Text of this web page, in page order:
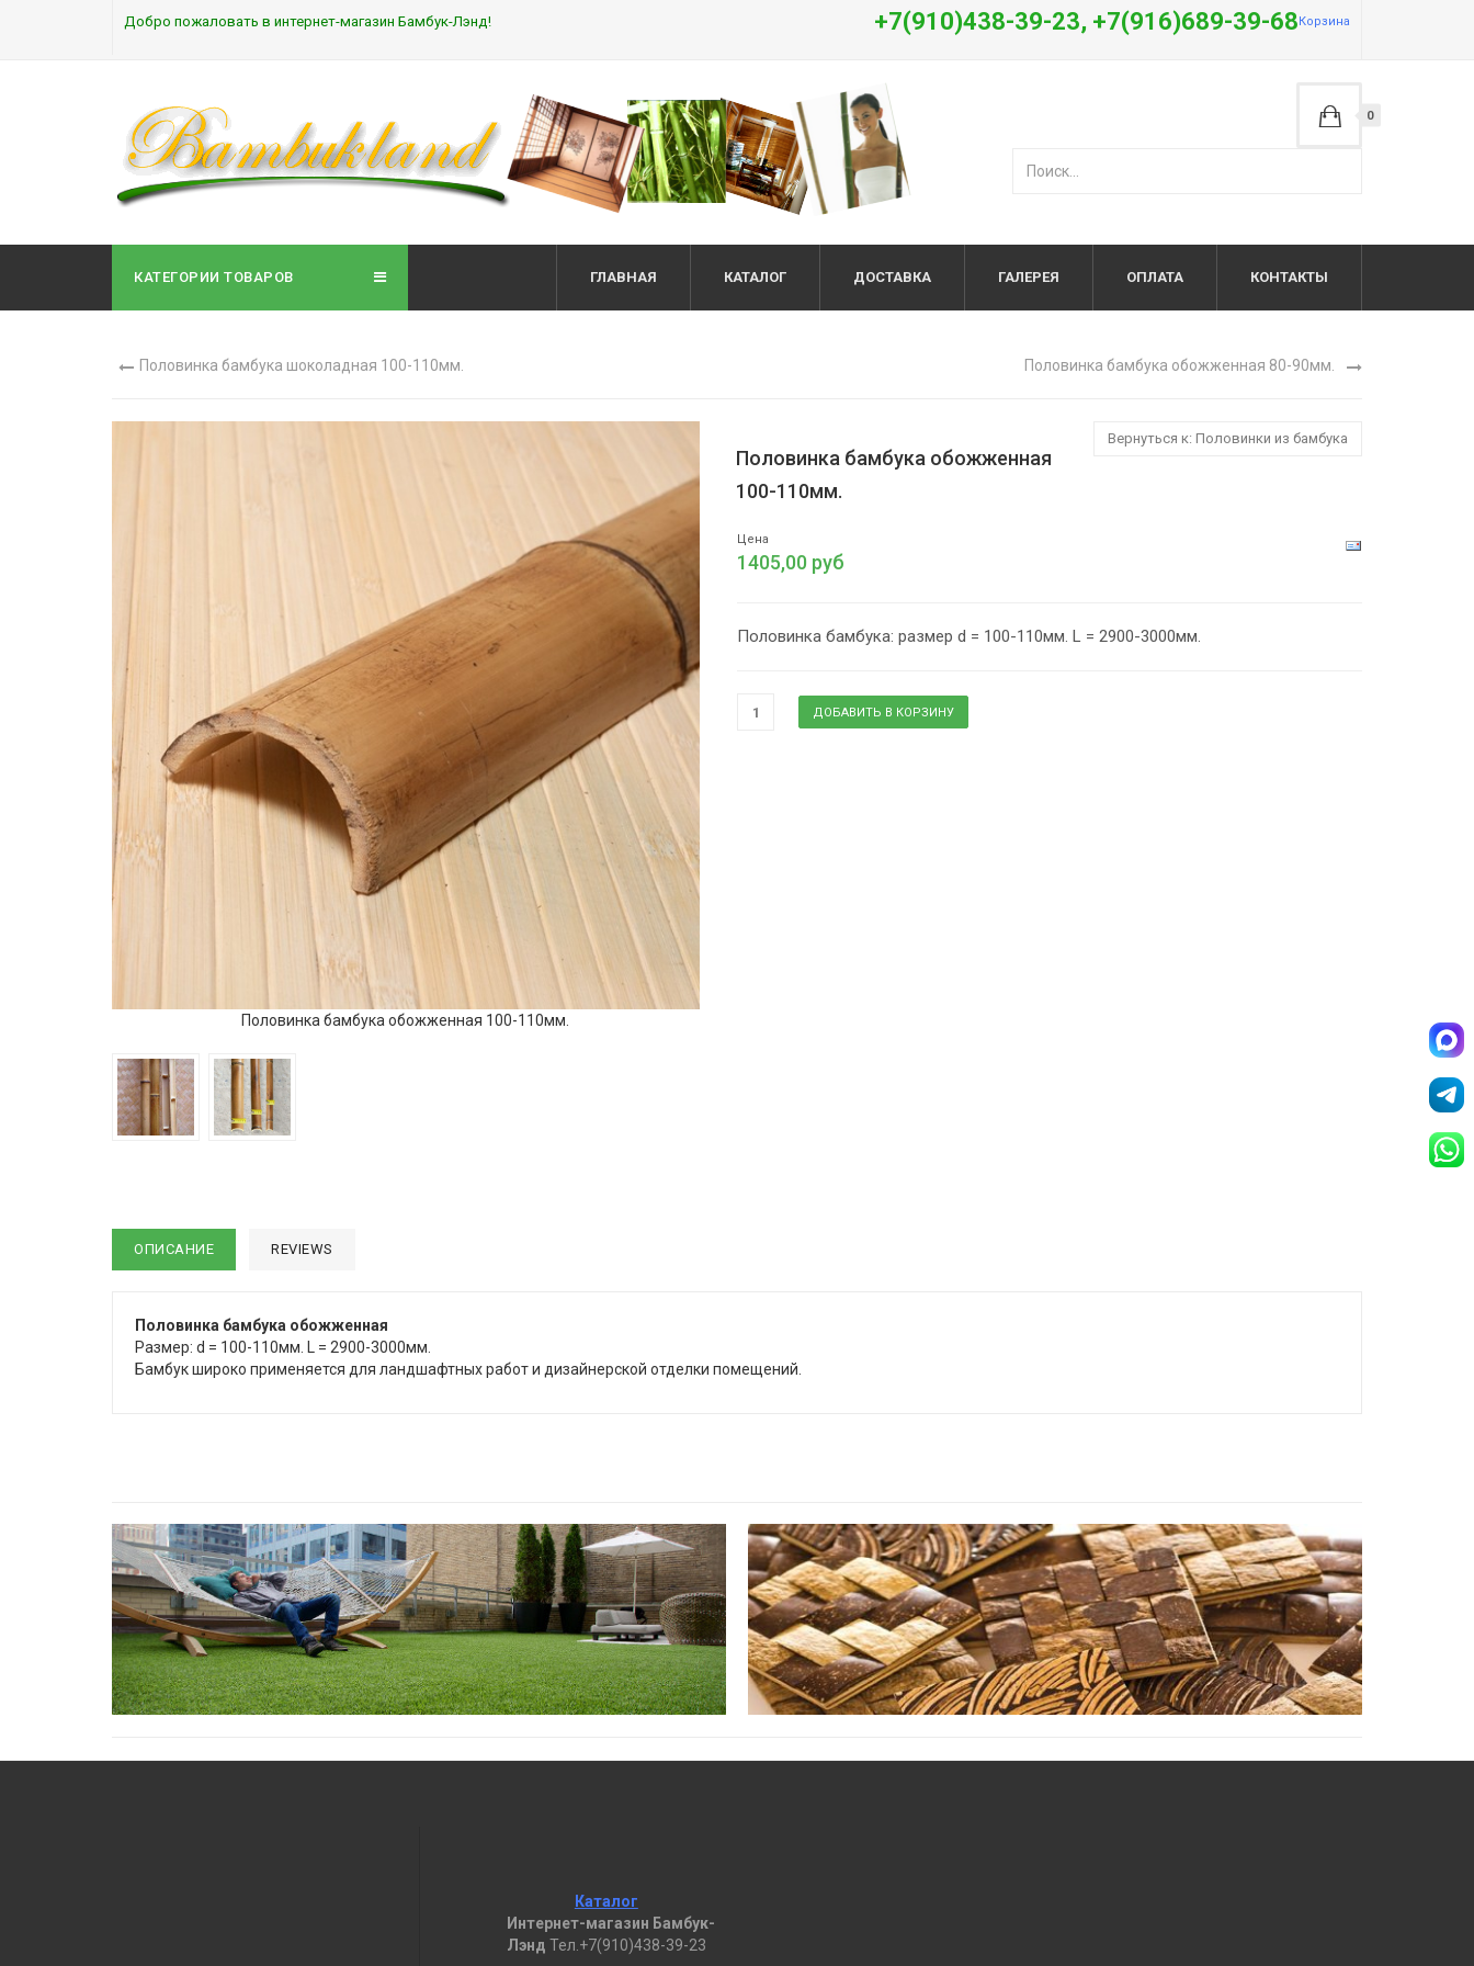
Добро пожаловать в интернет-магазин Бамбук-Лэнд! Корзина
+7(910)438-39-23, +7(916)689-39-68
0
КАТЕГОРИИ ТОВАРОВ ГЛАВНАЯ КАТАЛОГ ДОСТАВКА ГАЛЕРЕЯ ОПЛАТА КОНТАКТЫ
Половинка бамбука шоколадная 100-110мм. Половинка бамбука обожженная 80-90мм.
Половинка бамбука обожженная 100-110мм.
Вернуться к: Половинки из бамбука
Половинка бамбука обожженная
100-110мм.
Цена
1405,00 руб
Половинка бамбука: размер d = 100-110мм. L = 2900-3000мм.
ОПИСАНИЕ REVIEWS
Половинка бамбука обожженная
Размер: d = 100-110мм. L = 2900-3000мм.
Бамбук широко применяется для ландшафтных работ и дизайнерской отделки помещений.
Каталог
Интернет-магазин Бамбук-
Лэнд Тел.+7(910)438-39-23